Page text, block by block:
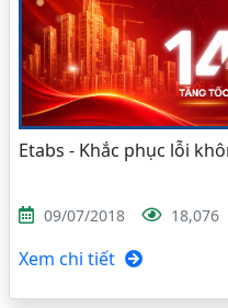
Etabs - Khắc phục lỗi
09/07/2018 18,076
Xem chi tiết